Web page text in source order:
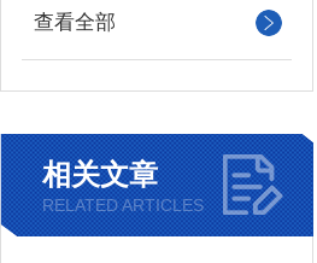
查看全部
相关文章
RELATED ARTICLES